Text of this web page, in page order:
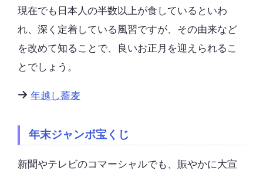
現在でも日本人の半数以上が食しているといわ
れ、深く定着している風習ですが、その由来など
を改めて知ることで、良いお正月を迎えられるこ
とでしょう。
年越し蕎麦
年末ジャンボ宝くじ
新聞やテレビのコマーシャルでも、賑やかに大宣